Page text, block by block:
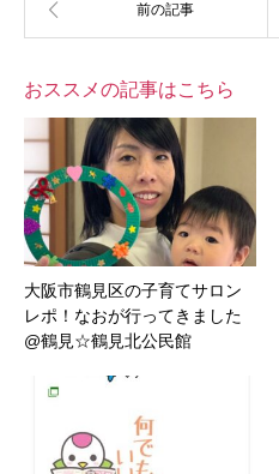
おススメの記事はこちら
大阪市鶴見区の子育てサロン
レポ！なおが行ってきました
@鶴見☆鶴見北公民館